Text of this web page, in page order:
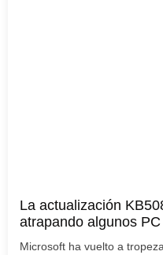
La actualización
atrapando algunos
Microsoft ha vuelto a